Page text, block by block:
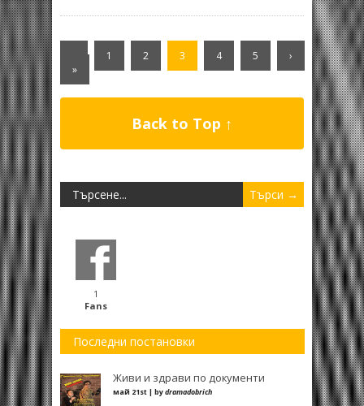
1 2 3 4 5
›
»
Back to Top ↑
1
Fans
Последни постановки
Живи и здрави по документи
май 21st | bydramadobrich